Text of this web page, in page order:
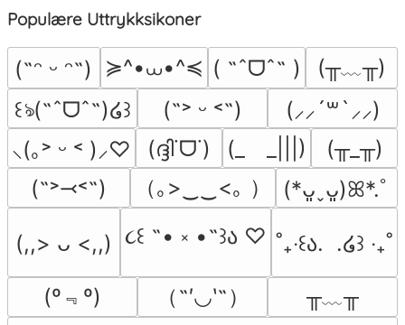
Populære Uttrykksikoner
(˶ᵔ ᵕ ᵔ˶) ≽^•⩊•^≼ ( ˶ˆᗜˆ˵ )
(╥﹏╥)
꒰ঌ(˶ˆᗜˆ˵)໒꒱
(˶˃ ᵕ ˂˶)
(⸝⸝´꒳`⸝⸝)
⸜(｡˃ ᵕ ˂ )⸝♡
(ദ്ദി˙ᗜ˙) (_　_|||)
(╥_╥)
(˶˃⤙˂˶)
（｡>‿‿<｡ ） (*ᴗ͈ˬᴗ͈)ꕤ*.ﾟ
(,,> ᴗ <,,) ૮꒰ ˶• ༝ •˶꒱ა ♡ ˚₊‧꒰ა.  .໒꒱ ‧₊˚
(º﹃º) （˶′◡‵˶）
╥﹏╥